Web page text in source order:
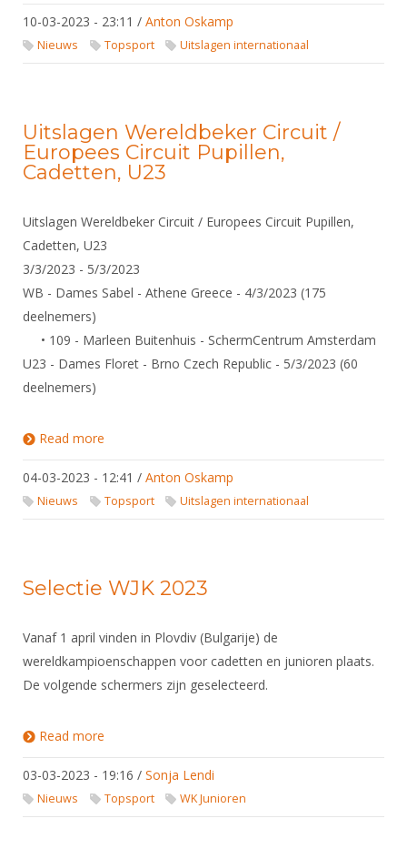
10-03-2023 - 23:11 / Anton Oskamp
Nieuws Topsport Uitslagen internationaal
Uitslagen Wereldbeker Circuit /
Europees Circuit Pupillen,
Cadetten, U23
Uitslagen Wereldbeker Circuit / Europees Circuit Pupillen,
Cadetten, U23
3/3/2023 - 5/3/2023
WB - Dames Sabel - Athene Greece - 4/3/2023 (175
deelnemers)
• 109 - Marleen Buitenhuis - SchermCentrum Amsterdam
U23 - Dames Floret - Brno Czech Republic - 5/3/2023 (60
deelnemers)
Read more
04-03-2023 - 12:41 / Anton Oskamp
Nieuws Topsport Uitslagen internationaal
Selectie WJK 2023
Vanaf 1 april vinden in Plovdiv (Bulgarije) de
wereldkampioenschappen voor cadetten en junioren plaats.
De volgende schermers zijn geselecteerd.
Read more
03-03-2023 - 19:16 / Sonja Lendi
Nieuws Topsport WK Junioren